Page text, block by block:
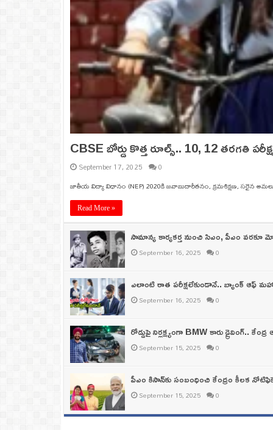
CBSE బోర్డు కొత్త రూల్స్.. 10, 12 తరగతి
September 17, 2025 0
జాతీయ విద్యా విధానం (NEP) 2020కి జవాబుదారీతనం, క్రమశిక్షణ, సరైన
Read More »
సామాన్య కార్యకర్త నుంచి సిఎం, పీఎం
September 16, 2025 0
ఎలాంటి రాత పరీక్షలేకుండానే.. బ్యాంక్ ఆఫ్
September 16, 2025 0
రోడ్డుపై నిర్లక్ష్యంగా BMW కారు డ్రైవింగ్‌..
September 15, 2025 0
పీఎం కిసాన్‌కు సంబంధించి కేంద్రం కీలక
September 15, 2025 0